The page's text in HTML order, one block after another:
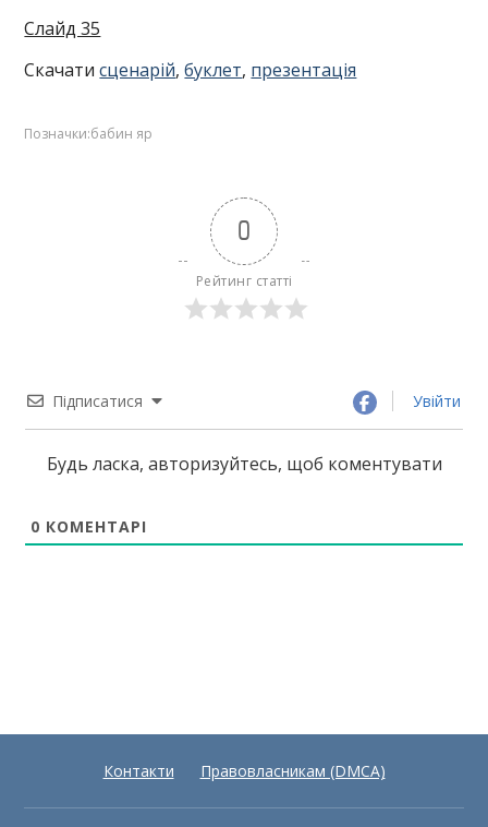
Слайд 35
Скачатисценарій,буклет, презентація
Позначки:бабин яр
0
Рейтинг статті
Підписатися Увійти
Будь ласка, авторизуйтесь, щоб коментувати
0 КОМЕНТАРІ
Контакти Правовласникам (DMCA)